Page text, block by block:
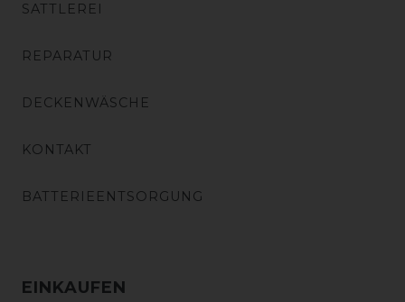
SATTLEREI
REPARATUR
DECKENWÄSCHE
KONTAKT
BATTERIEENTSORGUNG
EINKAUFEN